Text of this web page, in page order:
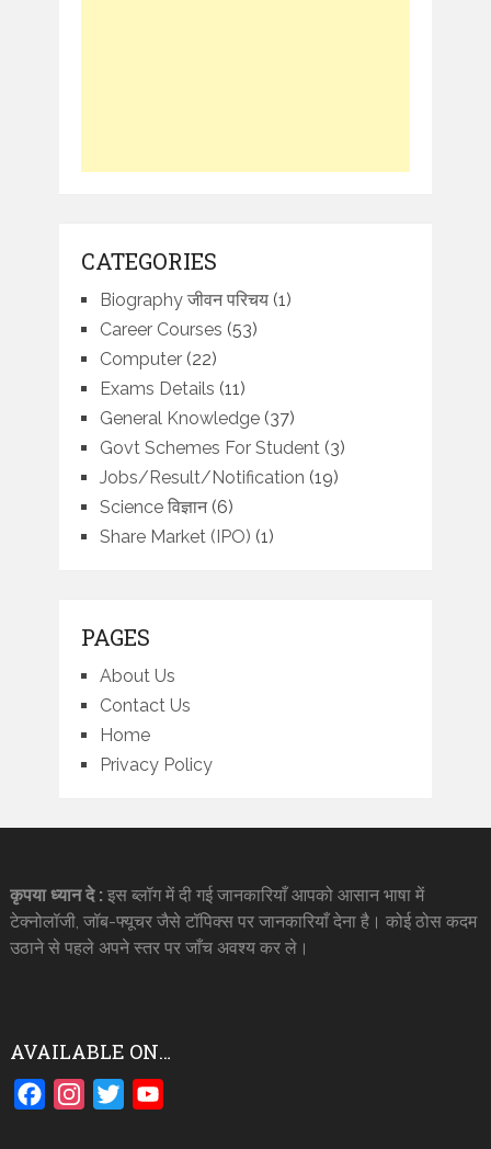
CATEGORIES
Biography जीवन परिचय(1)
Career Courses (53)
Computer(22)
Exams Details (11)
General Knowledge(37)
Govt Schemes For Student (3)
Jobs/Result/Notification (19)
Science विज्ञान(6)
Share Market (IPO) (1)
PAGES
About Us
Contact Us
Home
Privacy Policy
कृपया ध्यान दे : इस ब्लॉग में दी गई जानकारियाँ आपको आसान भाषा में
टेक्नोलॉजी, जॉब-फ्यूचर जैसे टॉपिक्स पर जानकारियाँ देना है। कोई ठोस कदम
उठाने से पहले अपने स्तर पर जाँच अवश्य कर ले।
AVAILABLE ON…
FacebookInstagram
Twitter